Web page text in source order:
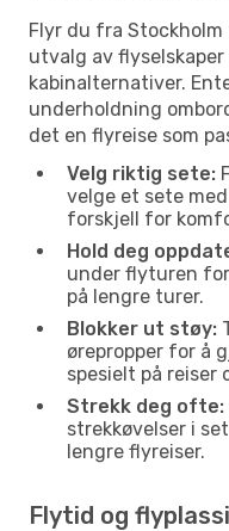
Flyr du fra
utvalg av
kabinalternativer.
underholdning
det en flyreise som
Velg riktig sete:
velge et sete
forskjell for
Hold deg
under flyturen
på lengre turer.
Blokker ut støy:
ørepropper for å
spesielt på reiser
Strekk deg ofte:
strekkøvelser i
lengre flyreiser.
Flytid og